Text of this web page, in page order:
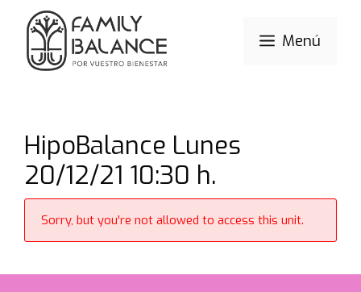
Saltar
contenido
Menú
HipoBalance Lunes
20/12/21 10:30 h.
Sorry, but you're not allowed to access this unit.